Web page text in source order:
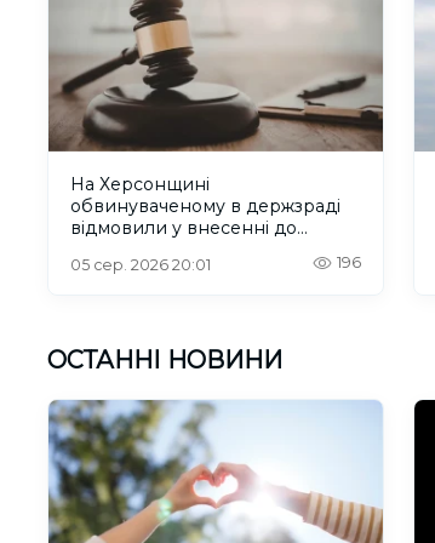
На Херсонщині
обвинуваченому в держзраді
відмовили у внесенні до
05 сер. 2026 20:01 196
ОСТАННІ НОВИНИ